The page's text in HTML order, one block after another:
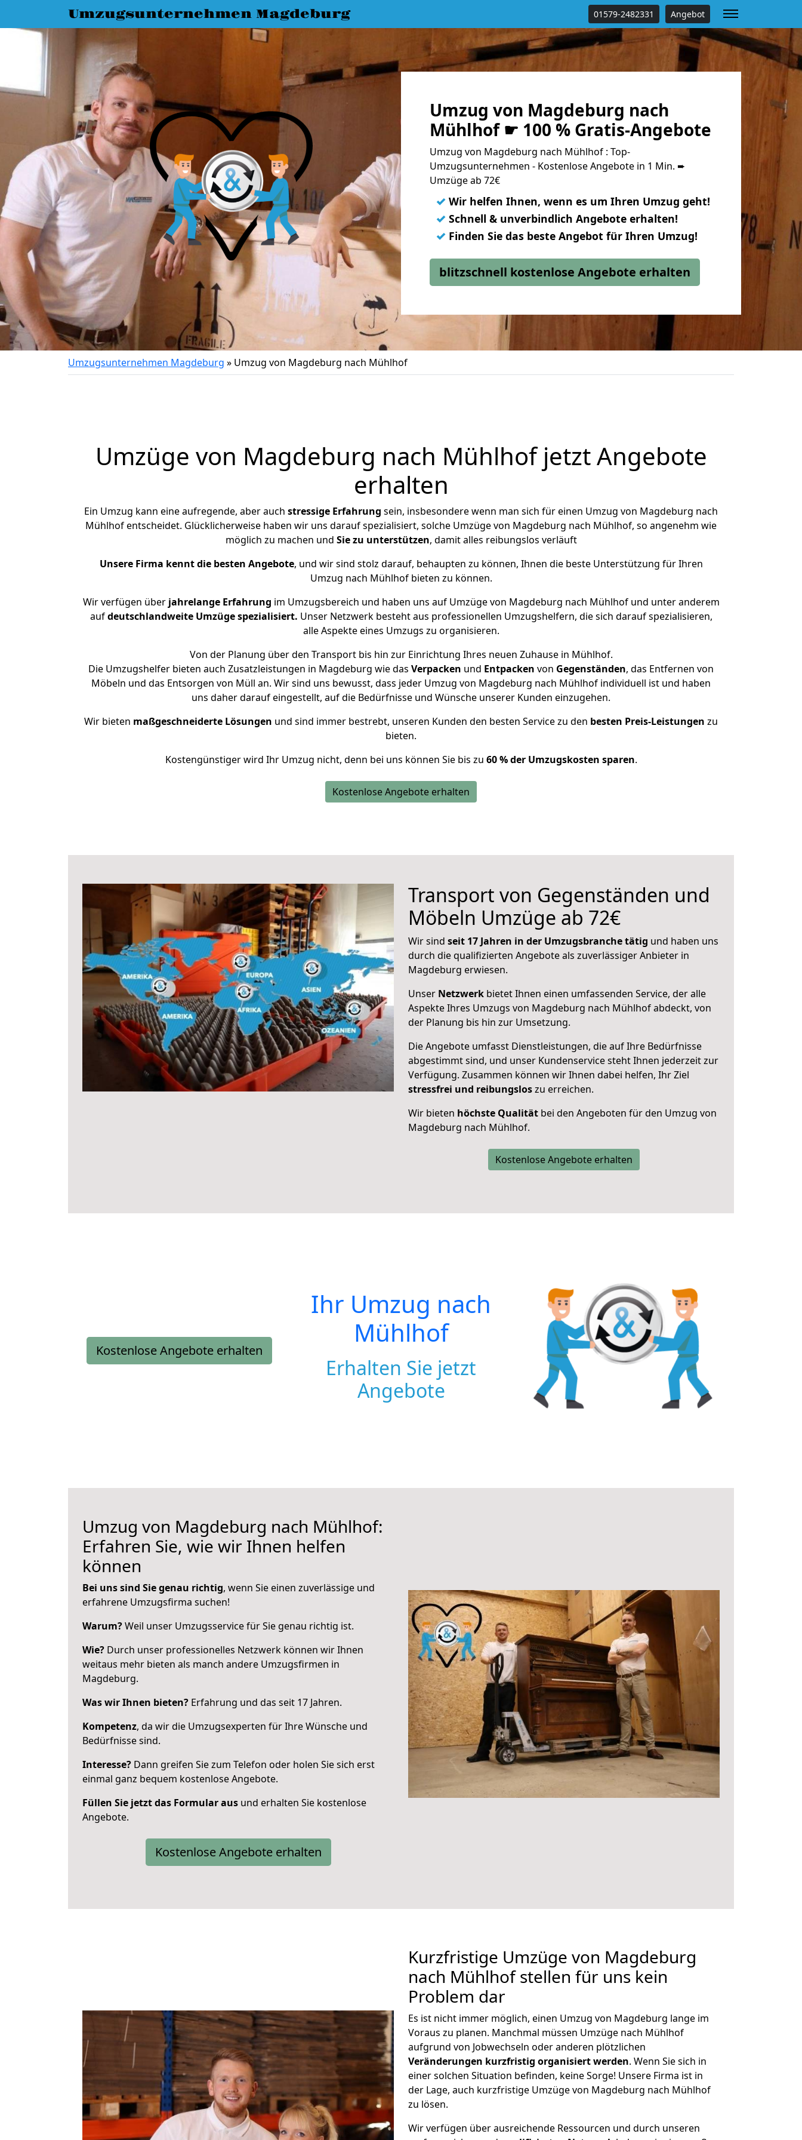
Umzugsunternehmen Magdeburg 01579-2482331 Angebot
Umzug von Magdeburg nach
Mühlhof ☛ 100 % Gratis-Angebote
Umzug von Magdeburg nach Mühlhof : Top-
Umzugsunternehmen - Kostenlose Angebote in 1 Min. ➨
Umzüge ab 72€
✓ Wir helfen Ihnen, wenn es um Ihren Umzug geht!
✓ Schnell & unverbindlich Angebote erhalten!
✓ Finden Sie das beste Angebot für Ihren Umzug!
blitzschnell kostenlose Angebote erhalten
Umzugsunternehmen Magdeburg » Umzug von Magdeburg nach Mühlhof
Umzüge von Magdeburg nach Mühlhof jetzt Angebote
erhalten
Ein Umzug kann eine aufregende, aber auch stressige Erfahrung sein, insbesondere wenn man sich für einen Umzug von Magdeburg nach
Mühlhof entscheidet. Glücklicherweise haben wir uns darauf spezialisiert, solche Umzüge von Magdeburg nach Mühlhof, so angenehm wie
möglich zu machen und Sie zu unterstützen, damit alles reibungslos verläuft
Unsere Firma kennt die besten Angebote, und wir sind stolz darauf, behaupten zu können, Ihnen die beste Unterstützung für Ihren
Umzug nach Mühlhof bieten zu können.
Wir verfügen überjahrelange Erfahrung im Umzugsbereich und haben uns auf Umzüge von Magdeburg nach Mühlhof und unter anderem
aufdeutschlandweite Umzüge spezialisiert. Unser Netzwerk besteht aus professionellen Umzugshelfern, die sich darauf spezialisieren,
alle Aspekte eines Umzugs zu organisieren.
Von der Planung über den Transport bis hin zur Einrichtung Ihres neuen Zuhause in Mühlhof.
Die Umzugshelfer bieten auch Zusatzleistungen in Magdeburg wie das Verpacken und Entpacken von Gegenständen, das Entfernen von
Möbeln und das Entsorgen von Müll an. Wir sind uns bewusst, dass jeder Umzug von Magdeburg nach Mühlhof individuell ist und haben
uns daher darauf eingestellt, auf die Bedürfnisse und Wünsche unserer Kunden einzugehen.
Wir bieten maßgeschneiderte Lösungen und sind immer bestrebt, unseren Kunden den besten Service zu den besten Preis-Leistungen zu
bieten.
Kostengünstiger wird Ihr Umzug nicht, denn bei uns können Sie bis zu 60 % der Umzugskosten sparen.
Kostenlose Angebote erhalten
Transport von Gegenständen und
Möbeln Umzüge ab 72€
Wir sind seit 17 Jahren in der Umzugsbranche tätig und haben uns
durch die qualifizierten Angebote als zuverlässiger Anbieter in
Magdeburg erwiesen.
Unser Netzwerk bietet Ihnen einen umfassenden Service, der alle
Aspekte Ihres Umzugs von Magdeburg nach Mühlhof abdeckt, von
der Planung bis hin zur Umsetzung.
Die Angebote umfasst Dienstleistungen, die auf Ihre Bedürfnisse
abgestimmt sind, und unser Kundenservice steht Ihnen jederzeit zur
Verfügung. Zusammen können wir Ihnen dabei helfen, Ihr Ziel
stressfrei und reibungsloszu erreichen.
Wir bieten höchste Qualität bei den Angeboten für den Umzug von
Magdeburg nach Mühlhof.
Kostenlose Angebote erhalten
Kostenlose Angebote erhalten
Ihr Umzug nach
Mühlhof
Erhalten Sie jetzt
Angebote
Umzug von Magdeburg nach Mühlhof:
Erfahren Sie, wie wir Ihnen helfen
können
Bei uns sind Sie genau richtig, wenn Sie einen zuverlässige und
erfahrene Umzugsfirma suchen!
Warum?Weil unser Umzugsservice für Sie genau richtig ist.
Wie? Durch unser professionelles Netzwerk können wir Ihnen
weitaus mehr bieten als manch andere Umzugsfirmen in
Magdeburg.
Was wir Ihnen bieten? Erfahrung und das seit 17 Jahren.
Kompetenz, da wir die Umzugsexperten für Ihre Wünsche und
Bedürfnisse sind.
Interesse? Dann greifen Sie zum Telefon oder holen Sie sich erst
einmal ganz bequem kostenlose Angebote.
Füllen Sie jetzt das Formular aus und erhalten Sie kostenlose
Angebote.
Kostenlose Angebote erhalten
Kurzfristige Umzüge von Magdeburg
nach Mühlhof stellen für uns kein
Problem dar
Es ist nicht immer möglich, einen Umzug von Magdeburg lange im
Voraus zu planen. Manchmal müssen Umzüge nach Mühlhof
aufgrund von Jobwechseln oder anderen plötzlichen
Veränderungen kurzfristig organisiert werden. Wenn Sie sich in
einer solchen Situation befinden, keine Sorge! Unsere Firma ist in
der Lage, auch kurzfristige Umzüge von Magdeburg nach Mühlhof
zu lösen.
Wir verfügen über ausreichende Ressourcen und durch unseren